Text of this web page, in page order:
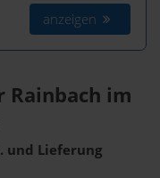
anzeigen
Rainbach im
und Lieferung